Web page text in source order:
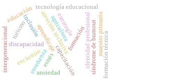
formación
atención inclusiva identidad profesional
enseñanza
aprendizaje
inclusión
exclusión
discapacidad capacitación
tecnología educacional
estrés
ansiedad síndrome de burnoutmaestro primario
agricultura
formación técnica
turismo
educación estrategia
intergeneracional